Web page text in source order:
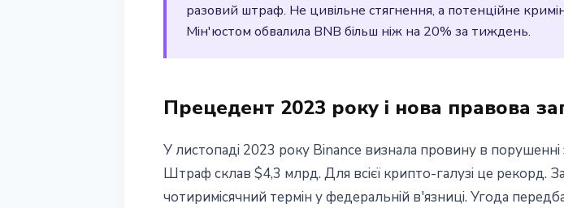
разовий штраф. Не цивільне стягнення, а потенційне
Мін'юстом обвалила BNB більш ніж на 20% за тиждень.
Прецедент 2023 року і нова правова
У листопаді 2023 року Binance визнала провину в порушенні
Штраф склав $4,3 млрд. Для всієї крипто-галузі це рекорд.
чотиримісячний термін у федеральній в'язниці. Угода